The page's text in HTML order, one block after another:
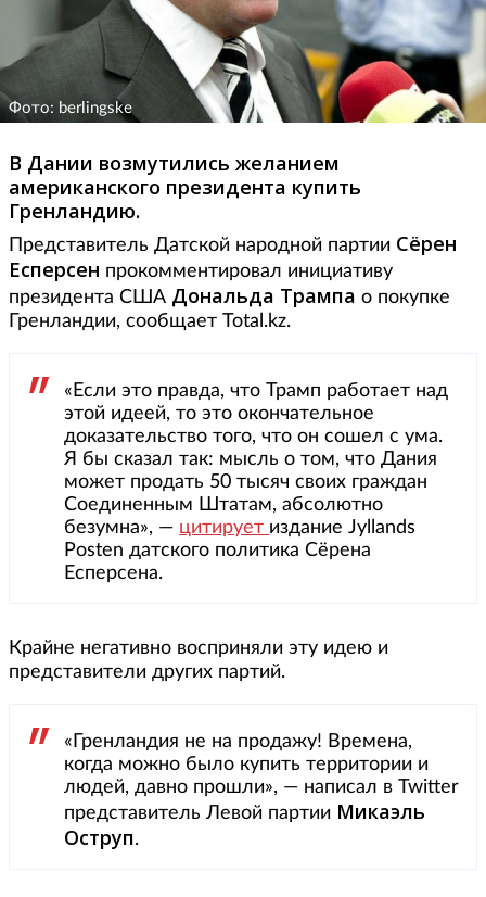
Фото: berlingske
В Дании возмутились желанием
американского президента купить
Гренландию.
Представитель Датской народной партии Сёрен
Есперсен прокомментировал инициативу
президента США Дональда Трампа о покупке
Гренландии, сообщает Total.kz.
«Если это правда, что Трамп работает над
этой идеей, то это окончательное
доказательство того, что он сошел с ума.
Я бы сказал так: мысль о том, что Дания
может продать 50 тысяч своих граждан
Соединенным Штатам, абсолютно
безумна», — цитирует издание Jyllands
Posten датского политика Сёрена
Есперсена.
Крайне негативно восприняли эту идею и
представители других партий.
«Гренландия не на продажу! Времена,
когда можно было купить территории и
людей, давно прошли», — написал в Twitter
представитель Левой партии Микаэль
Оструп.